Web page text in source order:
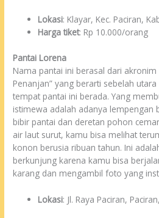
Lokasi: Klayar, Kec. Paciran,
Harga tiket: Rp 10.000/orang
Pantai Lorena
Nama pantai ini berasal dari akronim
Penanjan” yang berarti sebelah
tempat pantai ini berada. Yang
istimewa adalah adanya lempengan
bibir pantai dan deretan pohon
air laut surut, kamu bisa melihat
konon berusia ribuan tahun. Ini
berkunjung karena kamu bisa
karang dan mengambil foto yang
Lokasi: Jl. Raya Paciran,